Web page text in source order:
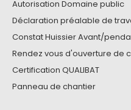
Autorisation Domaine public
Déclaration préalable de
Constat Huissier Avant/
Rendez vous d'ouverture de
Certification QUALIBAT
Panneau de chantier